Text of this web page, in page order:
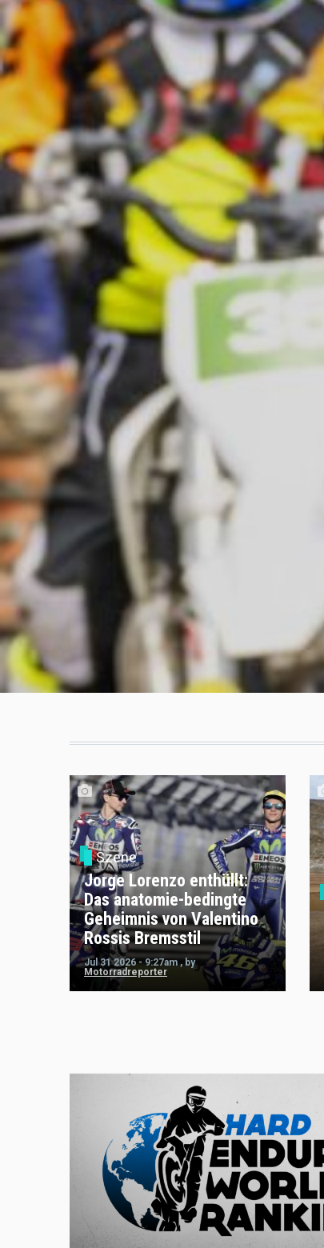
Szene
Jorge Lorenzo enthüllt:
Das anatomie-bedingte
Geheimnis von Valentino
Rossis Bremsstil
Jul 31 2026 - 9:27am , by
Motorradreporter